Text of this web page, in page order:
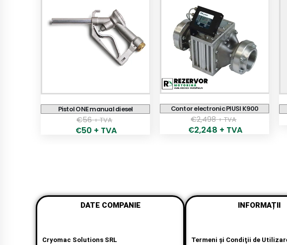
Pistol ONE manual diesel
€56 + TVA
€50 + TVA
Contor electronic PIUSI K900
€2,498 + TVA
€2,248 + TVA
DATE COMPANIE
Cryomac Solutions SRL
INFORMAȚII
Termeni şi Condiţii de